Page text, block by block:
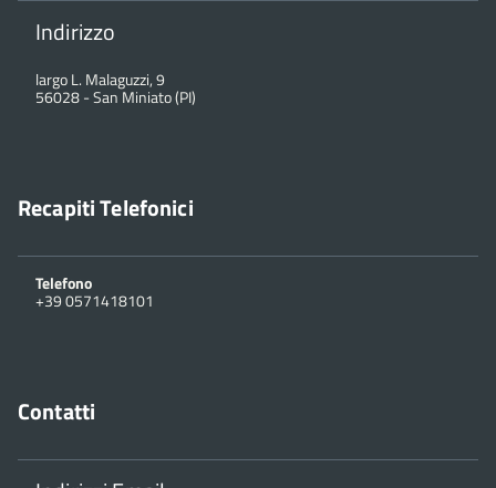
Indirizzo
largo L. Malaguzzi, 9
56028-San Miniato (PI)
Recapiti Telefonici
Telefono
+39 0571418101
Contatti